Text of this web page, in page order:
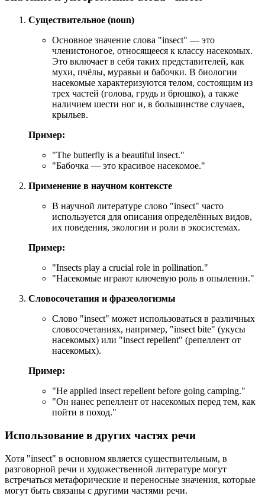
Существительное (noun)
Основное значение слова "insect" — это
членистоногое, относящееся к классу насекомых.
Это включает в себя таких представителей, как
мухи, пчёлы, муравьи и бабочки. В биологии
насекомые характеризуются телом, состоящим из
трех частей (голова, грудь и брюшко), а также
наличием шести ног и, в большинстве случаев,
крыльев.
Пример:
"The butterfly is a beautiful insect."
"Бабочка — это красивое насекомое."
Применение в научном контексте
В научной литературе слово "insect" часто
используется для описания определённых видов,
их поведения, экологии и роли в экосистемах.
Пример:
"Insects play a crucial role in pollination."
"Насекомые играют ключевую роль в опылении."
Словосочетания и фразеологизмы
Слово "insect" может использоваться в различных
словосочетаниях, например, "insect bite" (укусы
насекомых) или "insect repellent" (репеллент от
насекомых).
Пример:
"He applied insect repellent before going camping."
"Он нанес репеллент от насекомых перед тем, как
пойти в поход."
Использование в других частях речи
Хотя "insect" в основном является существительным, в
разговорной речи и художественной литературе могут
встречаться метафорические и переносные значения, которые
могут быть связаны с другими частями речи.